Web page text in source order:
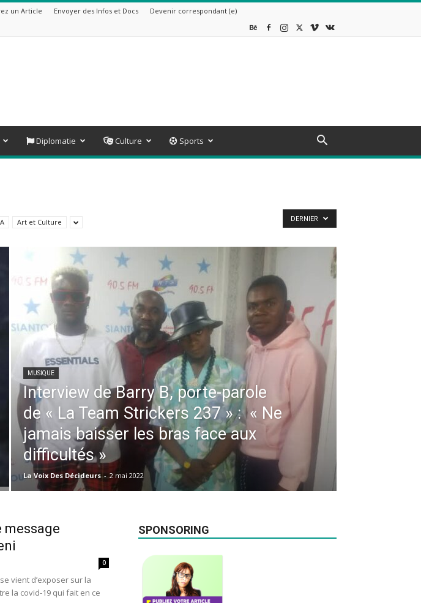
un Article Envoyer des Infos et Docs Devenir correspondant (e)
Diplomatie Culture Sports
Art et Culture DERNIER
MUSIQUE
Interview de Barry B, porte-parole
de « La Team Strickers 237 » : « Ne
jamais baisser les bras face aux
difficultés »
La Voix Des Décideurs - 2 mai 2022
message
0
vient d’exposer sur la
la covid-19 qui fait en ce
SPONSORING